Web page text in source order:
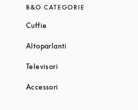
B&O CATEGORIE
Cuffie
Altoparlanti
Televisori
Accessori